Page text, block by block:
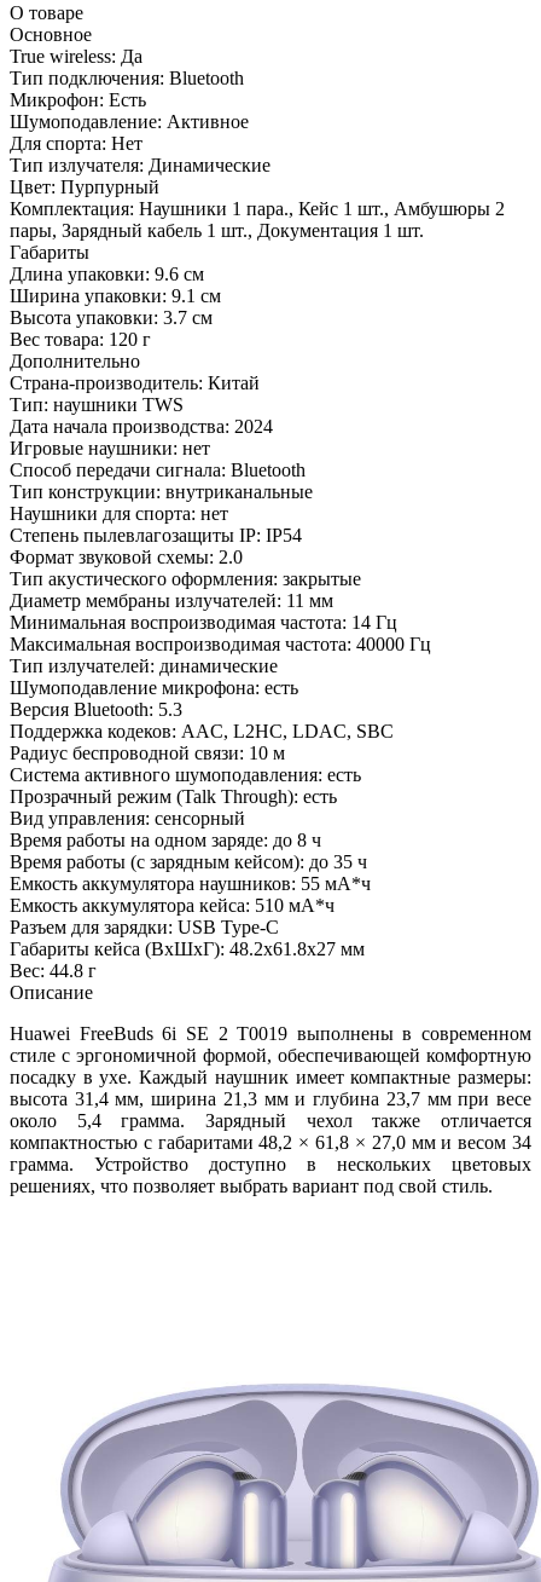
О товаре
Основное
True wireless: Да
Тип подключения: Bluetooth
Микрофон: Есть
Шумоподавление: Активное
Для спорта: Нет
Тип излучателя: Динамические
Цвет: Пурпурный
Комплектация: Наушники 1 пара., Кейс 1 шт., Амбушюры 2
пары, Зарядный кабель 1 шт., Документация 1 шт.
Габариты
Длина упаковки: 9.6 см
Ширина упаковки: 9.1 см
Высота упаковки: 3.7 см
Вес товара: 120 г
Дополнительно
Страна-производитель: Китай
Тип: наушники TWS
Дата начала производства: 2024
Игровые наушники: нет
Способ передачи сигнала: Bluetooth
Тип конструкции: внутриканальные
Наушники для спорта: нет
Степень пылевлагозащиты IP: IP54
Формат звуковой схемы: 2.0
Тип акустического оформления: закрытые
Диаметр мембраны излучателей: 11 мм
Минимальная воспроизводимая частота: 14 Гц
Максимальная воспроизводимая частота: 40000 Гц
Тип излучателей: динамические
Шумоподавление микрофона: есть
Версия Bluetooth: 5.3
Поддержка кодеков: AAC, L2HC, LDAC, SBC
Радиус беспроводной связи: 10 м
Система активного шумоподавления: есть
Прозрачный режим (Talk Through): есть
Вид управления: сенсорный
Время работы на одном заряде: до 8 ч
Время работы (с зарядным кейсом): до 35 ч
Емкость аккумулятора наушников: 55 мА*ч
Емкость аккумулятора кейса: 510 мА*ч
Разъем для зарядки: USB Type-C
Габариты кейса (ВxШxГ): 48.2x61.8x27 мм
Вес: 44.8 г
Описание
Huawei FreeBuds 6i SE 2 T0019 выполнены в современном
стиле с эргономичной формой, обеспечивающей комфортную
посадку в ухе. Каждый наушник имеет компактные размеры:
высота 31,4 мм, ширина 21,3 мм и глубина 23,7 мм при весе
около 5,4 грамма. Зарядный чехол также отличается
компактностью с габаритами 48,2 × 61,8 × 27,0 мм и весом 34
грамма. Устройство доступно в нескольких цветовых
решениях, что позволяет выбрать вариант под свой стиль.